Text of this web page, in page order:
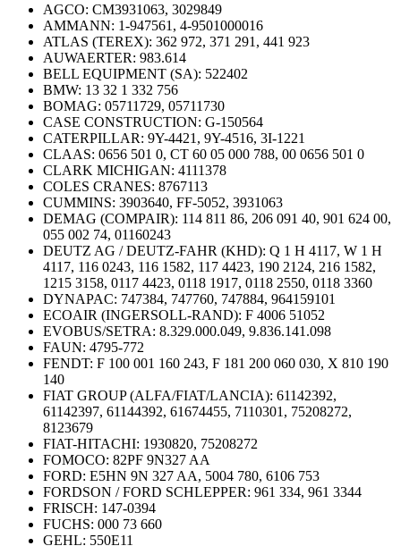
AGCO: CM3931063, 3029849
AMMANN: 1-947561, 4-9501000016
ATLAS (TEREX): 362 972, 371 291, 441 923
AUWAERTER: 983.614
BELL EQUIPMENT (SA): 522402
BMW: 13 32 1 332 756
BOMAG: 05711729, 05711730
CASE CONSTRUCTION: G-150564
CATERPILLAR: 9Y-4421, 9Y-4516, 3I-1221
CLAAS: 0656 501 0, CT 60 05 000 788, 00 0656 501 0
CLARK MICHIGAN: 4111378
COLES CRANES: 8767113
CUMMINS: 3903640, FF-5052, 3931063
DEMAG (COMPAIR): 114 811 86, 206 091 40, 901 624 00,
055 002 74, 01160243
DEUTZ AG / DEUTZ-FAHR (KHD): Q 1 H 4117, W 1 H
4117, 116 0243, 116 1582, 117 4423, 190 2124, 216 1582,
1215 3158, 0117 4423, 0118 1917, 0118 2550, 0118 3360
DYNAPAC: 747384, 747760, 747884, 964159101
ECOAIR (INGERSOLL-RAND): F 4006 51052
EVOBUS/SETRA: 8.329.000.049, 9.836.141.098
FAUN: 4795-772
FENDT: F 100 001 160 243, F 181 200 060 030, X 810 190
140
FIAT GROUP (ALFA/FIAT/LANCIA): 61142392,
61142397, 61144392, 61674455, 7110301, 75208272,
8123679
FIAT-HITACHI: 1930820, 75208272
FOMOCO: 82PF 9N327 AA
FORD: E5HN 9N 327 AA, 5004 780, 6106 753
FORDSON / FORD SCHLEPPER: 961 334, 961 3344
FRISCH: 147-0394
FUCHS: 000 73 660
GEHL: 550E11